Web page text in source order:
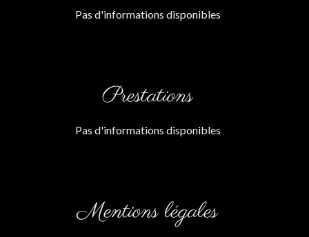
Pas d'informations disponibles
Prestations
Pas d'informations disponibles
Mentions légales